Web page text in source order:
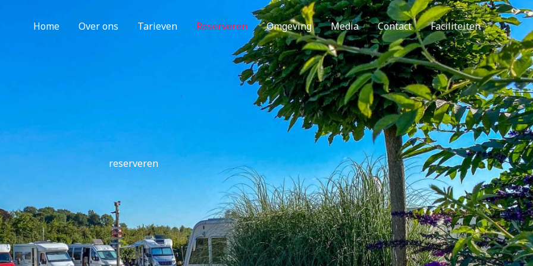
Home Over ons Tarieven Reserveren Omgeving Media Contact Faciliteiten
reserveren